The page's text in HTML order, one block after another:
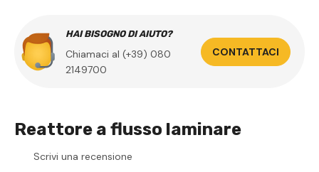
HAI BISOGNO DI AIUTO?
Chiamaci al (+39) 080
2149700
CONTATTACI
Reattore a flusso laminare
Scrivi una recensione